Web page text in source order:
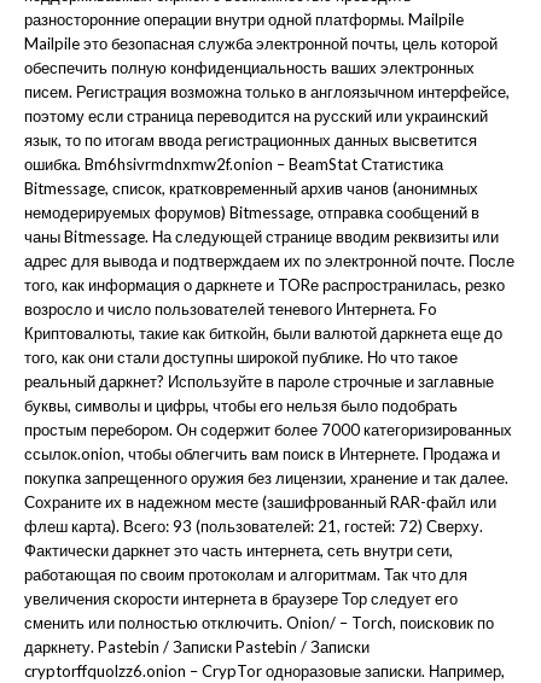
разносторонние операции внутри одной платформы. Mailpile
Mailpile это безопасная служба электронной почты, цель которой
обеспечить полную конфиденциальность ваших электронных
писем. Регистрация возможна только в англоязычном интерфейсе,
поэтому если страница переводится на русский или украинский
язык, то по итогам ввода регистрационных данных высветится
ошибка. Bm6hsivrmdnxmw2f.onion – BeamStat Статистика
Bitmessage, список, кратковременный архив чанов (анонимных
немодерируемых форумов) Bitmessage, отправка сообщений в
чаны Bitmessage. На следующей странице вводим реквизиты или
адрес для вывода и подтверждаем их по электронной почте. После
того, как информация о даркнете и TORе распространилась, резко
возросло и число пользователей теневого Интернета. Fo
Криптовалюты, такие как биткойн, были валютой даркнета еще до
того, как они стали доступны широкой публике. Но что такое
реальный даркнет? Используйте в пароле строчные и заглавные
буквы, символы и цифры, чтобы его нельзя было подобрать
простым перебором. Он содержит более 7000 категоризированных
ссылок.onion, чтобы облегчить вам поиск в Интернете. Продажа и
покупка запрещенного оружия без лицензии, хранение и так далее.
Сохраните их в надежном месте (зашифрованный RAR-файл или
флеш карта). Всего: 93 (пользователей: 21, гостей: 72) Сверху.
Фактически даркнет это часть интернета, сеть внутри сети,
работающая по своим протоколам и алгоритмам. Так что для
увеличения скорости интернета в браузере Тор следует его
сменить или полностью отключить. Onion/ – Torch, поисковик по
даркнету. Pastebin / Записки Pastebin / Записки
cryptorffquolzz6.onion – CrypTor одноразовые записки. Например,